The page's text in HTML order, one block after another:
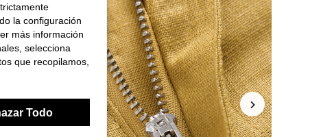
la configuración
más información
selecciona
que recopilamos,
Todo